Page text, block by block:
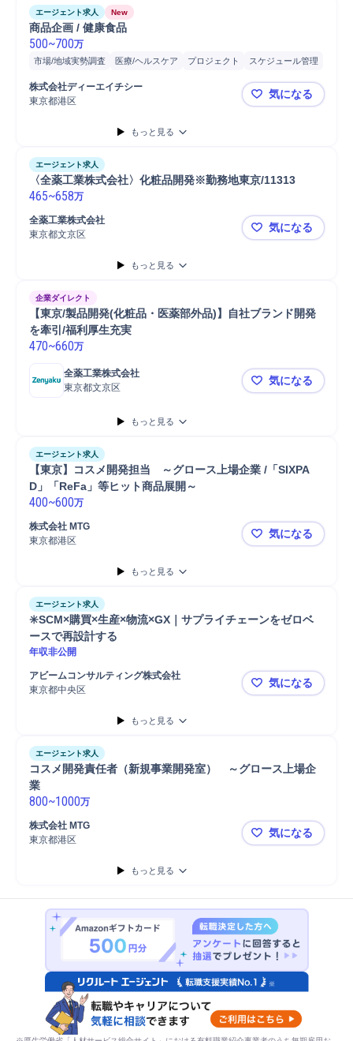
エージェント求人 New
商品企画 / 健康食品
500~700万
市場/地域実勢調査 医療/ヘルスケア プロジェクト
スケジュール管理
市場調査
マネジメント
マーケティング 開発
販売
株式会社ディーエイチシー
東京都港区
商品企画 /
気になる
もっと見る
エージェント求人
〈全薬工業株式会社〉化粧品開発※勤務地東京/11313
465~658万
全薬工業株式会社
東京都文京区
〈全薬工業
気になる
もっと見る
企業ダイレクト
【東京/製品開発(化粧品・医薬部外品)】自社ブランド開発
を牽引/福利厚生充実
470~660万
全薬工業株式会社
東京都文京区
【東京/製品
気になる
もっと見る
エージェント求人
【東京】コスメ開発担当　～グロース上場企業 /「SIXPA
400~600万
株式会社 MTG
東京都港区
【東京】コ
気になる
もっと見る
エージェント求人
✳️SCM×購買×生産×物流×GX｜サプライチェーンをゼロベ
ースで再設計する
年収非公開
アビームコンサルティング株式会社
東京都中央区
✳️SCM×購
気になる
もっと見る
エージェント求人
コスメ開発責任者（新規事業開発室）　～グロース上場企
業
800~1000万
株式会社 MTG
東京都港区
コスメ開発
気になる
もっと見る